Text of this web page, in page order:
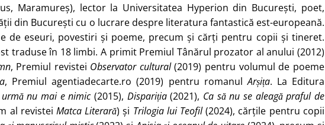
Maramureș), lector la Universitatea Hyperion din București, poet,
din București cu o lucrare despre literatura fantastică est-europeană.
de eseuri, povestiri și poeme, precum și cărți pentru copii și tineret.
traduse în 18 limbi. A primit Premiul Tânărul prozator al anului (2012)
, Premiul revistei Observator cultural(2019) pentru volumul de poeme
, Premiul agentiadecarte.ro (2019) pentru romanulArșița. La Editura
nu mai e nimic(2015), Dispariția(2021), Ca să nu se aleagă praful de
al revistei Matca Literară) și Trilogia lui Teofil(2024), cărțile pentru copii